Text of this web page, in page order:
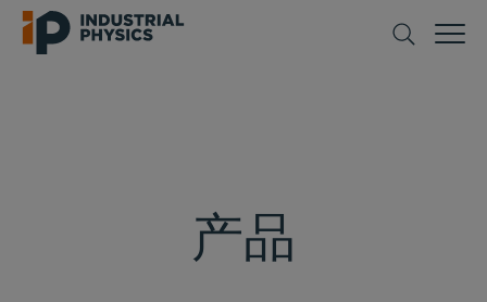
产品